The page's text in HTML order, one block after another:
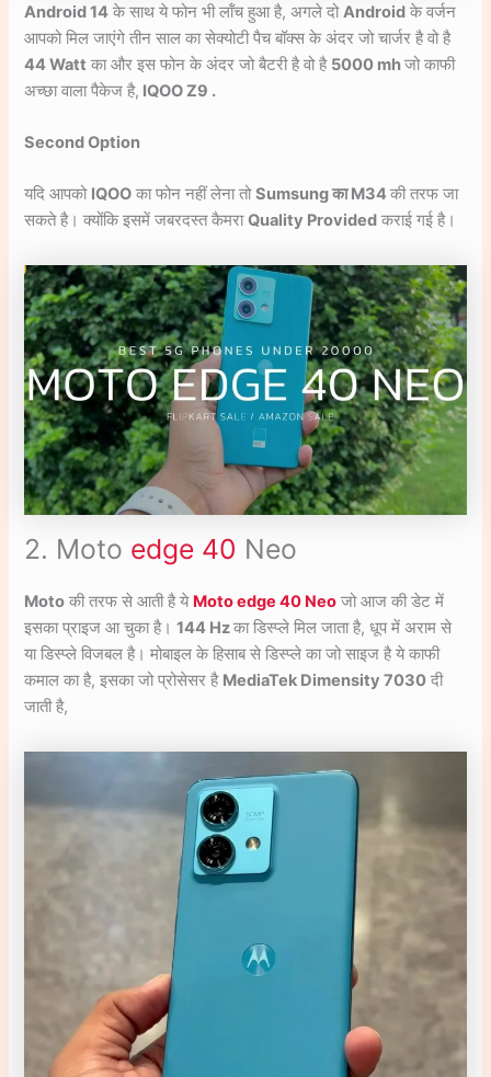
Android 14 के साथ ये फोन भी लॉंच हुआ है, अगले दो Android के वर्जन
आपको मिल जाएंगे तीन साल का सेक्योटी पैच बॉक्स के अंदर जो चार्जर है वो है
44 Watt का और इस फोन के अंदर जो बैटरी है वो है 5000 mhजो काफी
अच्छा वाला पैकेज है, IQOO Z9 .
Second Option
यदि आपको IQOO का फोन नहीं लेना तोSumsung का M34की तरफ जा
सकते है। क्योंकि इसमें जबरदस्त कैमराQuality Provided कराई गई है।
2. Moto edge 40 Neo
Moto की तरफ से आती है ये Moto edge 40 Neo जो आज की डेट में
इसका प्राइज आ चुका है।144 Hzका डिस्प्ले मिल जाता है, धूप में अराम से
या डिस्प्ले विजबल है। मोबाइल के हिसाब से डिस्प्ले का जो साइज है ये काफी
कमाल का है, इसका जो प्रोसेसर है MediaTek Dimensity 7030 दी
जाती है,